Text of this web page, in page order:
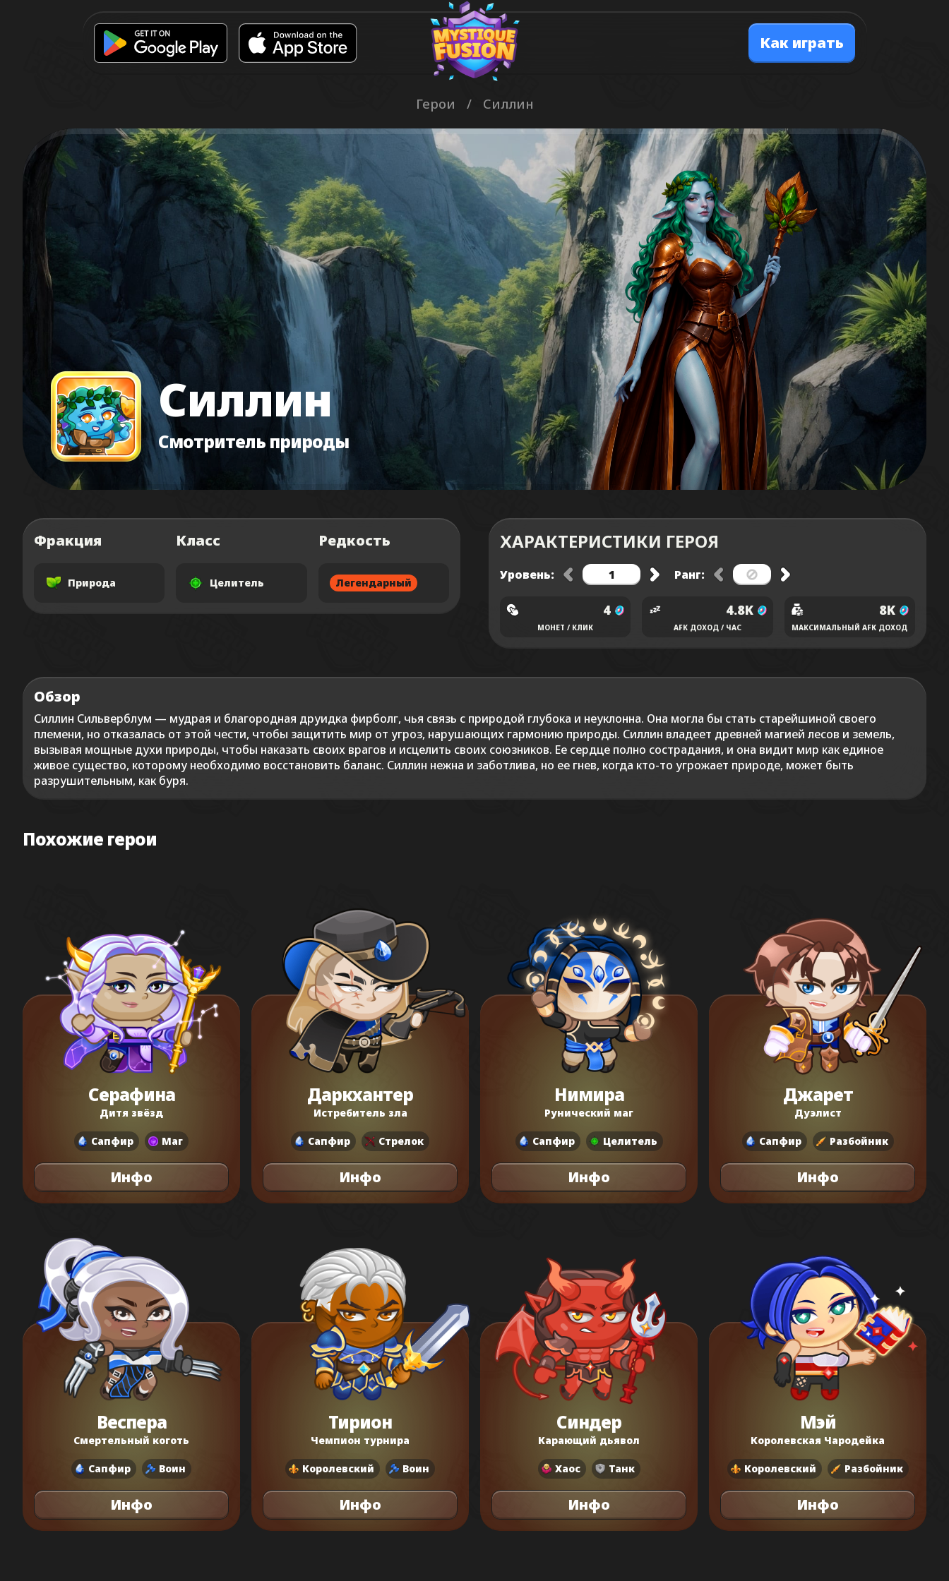
Как играть
Герои / Силлин
Силлин
Смотритель природы
Фракция
Природа
Класс
Целитель
Редкость
Легендарный
ХАРАКТЕРИСТИКИ ГЕРОЯ
Уровень: Ранг:
4
МОНЕТ / КЛИК
4.8K
AFK ДОХОД / ЧАС
8K
МАКСИМАЛЬНЫЙ AFK ДОХОД
Обзор
Силлин Сильверблум — мудрая и благородная друидка фирболг, чья связь с природой глубока и неуклонна. Она могла бы стать старейшиной своего
племени, но отказалась от этой чести, чтобы защитить мир от угроз, нарушающих гармонию природы. Силлин владеет древней магией лесов и земель,
вызывая мощные духи природы, чтобы наказать своих врагов и исцелить своих союзников. Ее сердце полно сострадания, и она видит мир как единое
живое существо, которому необходимо восстановить баланс. Силлин нежна и заботлива, но ее гнев, когда кто-то угрожает природе, может быть
разрушительным, как буря.
Похожие герои
Серафина
Дитя звёзд
Сапфир Маг
Инфо
Даркхантер
Истребитель зла
Сапфир Стрелок
Инфо
Нимира
Рунический маг
Сапфир Целитель
Инфо
Джарет
Дуэлист
Сапфир Разбойник
Инфо
Веспера
Смертельный коготь
Сапфир Воин
Инфо
Тирион
Чемпион турнира
Королевский Воин
Инфо
Синдер
Карающий дьявол
Хаос Танк
Инфо
Мэй
Королевская Чародейка
Королевский Разбойник
Инфо